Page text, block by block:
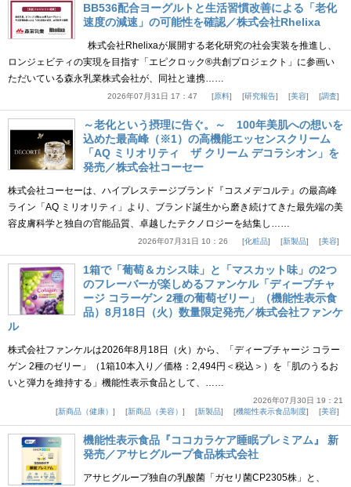
BB536配合ヨーグルトと生活習慣改善による「老化
速度の減速」の可能性を確認／株式会社Rhelixa
株式会社Rhelixaが展開する老化研究の社会実装を推進し、
ロンジェビティの実現を目指す「エピクロック®共創プロジェクト」に参画い
ただいている森永乳業株式会社が、同社と連携……
2026年07月31日 17：47 原料 研究報告 美容 調査
～老化という摂理に告ぐ。～ 100年美肌への想いを
込めた最高峰（※1）の高機能エッセンスクリーム
「AQ ミリオリティ ザ クリーム デコラシオン」を
発売／株式会社コーセー
株式会社コーセーは、ハイプレステージブランド『コスメデコルテ』の最高峰
ライン「AQ ミリオリティ」より、ブランド誕生から磨き続けてきた最先端の美
容皮膚科学と独自の官能品質、卓越したテクノロジーを結集し……
2026年07月31日 10：26 化粧品 新製品 美容
1箱で「葡萄＆カシス味」と「マスカット味」の2つ
のフレーバーが楽しめるファンケル「ディープチャ
ージ コラーゲン 2種の葡萄ゼリー」（機能性表示食
品）8月18日（火）数量限定発売／株式会社ファンケ
ル
株式会社ファンケルは2026年8月18日（火）から、「ディープチャージ コラー
ゲン 2種のゼリー」（1箱10本入り／価格：2,494円＜税込＞）を「肌のうるお
いと弾力を維持する」機能性表示食品として、……
2026年07月30日 19：21
新商品（健康）
新商品（美容） 新製品 機能性表示食品制度 美容
機能性表示食品『ココカラケア睡眠プレミアム』 新
発売／アサヒグループ食品株式会社
アサヒグループ独自の乳酸菌「ガセリ菌CP2305株」と、